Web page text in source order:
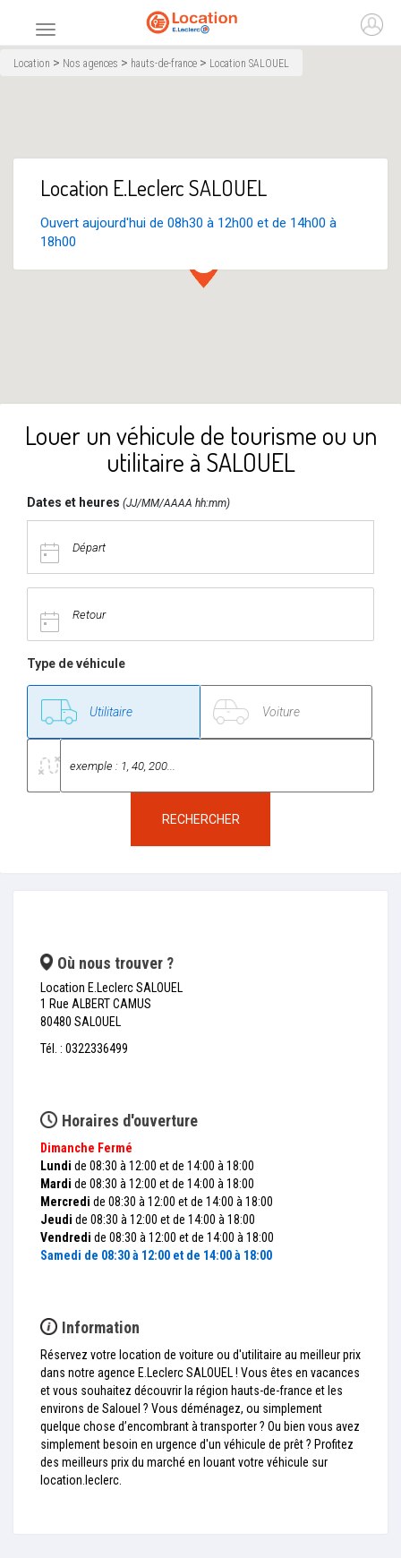
Menu principal
Accueil
Location > Nos agences > hauts-de-france > Location SALOUEL
Location E.Leclerc SALOUEL
Ouvert aujourd'hui de 08h30 à 12h00 et de 14h00 à
18h00
Louer un véhicule de tourisme ou un
utilitaire à SALOUEL
Dates et heures (JJ/MM/AAAA hh:mm)
Type de véhicule
RECHERCHER
Où nous trouver ?
Location E.Leclerc SALOUEL
1 Rue ALBERT CAMUS
80480 SALOUEL
Tél. : 0322336499
Horaires d'ouverture
Dimanche Fermé
Lundi de 08:30 à 12:00 et de 14:00 à 18:00
Mardi de 08:30 à 12:00 et de 14:00 à 18:00
Mercredi de 08:30 à 12:00 et de 14:00 à 18:00
Jeudi de 08:30 à 12:00 et de 14:00 à 18:00
Vendredi de 08:30 à 12:00 et de 14:00 à 18:00
Samedi de 08:30 à 12:00 et de 14:00 à 18:00
Information
Réservez votre location de voiture ou d'utilitaire au meilleur prix
dans notre agence E.Leclerc SALOUEL ! Vous êtes en vacances
et vous souhaitez découvrir la région hauts-de-france et les
environs de Salouel ? Vous déménagez, ou simplement
quelque chose d’encombrant à transporter ? Ou bien vous avez
simplement besoin en urgence d'un véhicule de prêt ? Profitez
des meilleurs prix du marché en louant votre véhicule sur
location.leclerc.